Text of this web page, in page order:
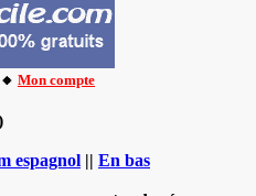
Mon compte
espagnol || En bas